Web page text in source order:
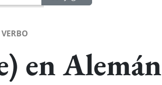
en Alemán